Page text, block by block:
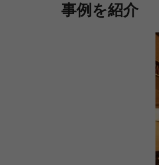
事例を紹介